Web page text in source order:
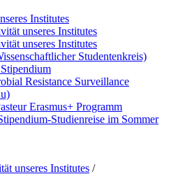
Institutes
unseres Institutes
unseres Institutes
Studentenkreis)
Resistance Surveillance
Erasmus+ Programm
Studienreise im Sommer
unseres Institutes /